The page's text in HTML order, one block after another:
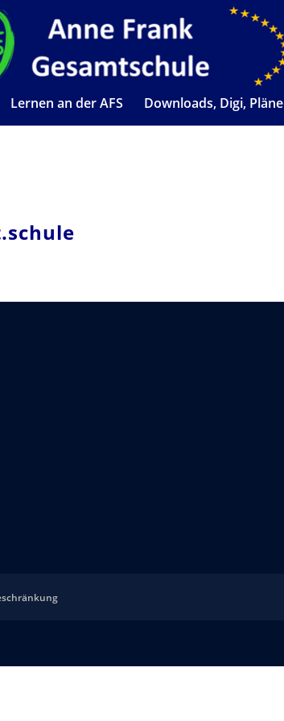
Lernen an der AFS Downloads, Digi, Pläne